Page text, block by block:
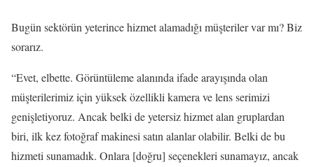
Bugün sektörün yeterince hizmet alamadığı müşteriler var mı? Biz
sorarız.
“Evet, elbette. Görüntüleme alanında ifade arayışında olan
müşterilerimiz için yüksek özellikli kamera ve lens serimizi
genişletiyoruz. Ancak belki de yetersiz hizmet alan gruplardan
biri, ilk kez fotoğraf makinesi satın alanlar olabilir. Belki de bu
hizmeti sunamadık. Onlara [doğru] seçenekleri sunamayız, ancak